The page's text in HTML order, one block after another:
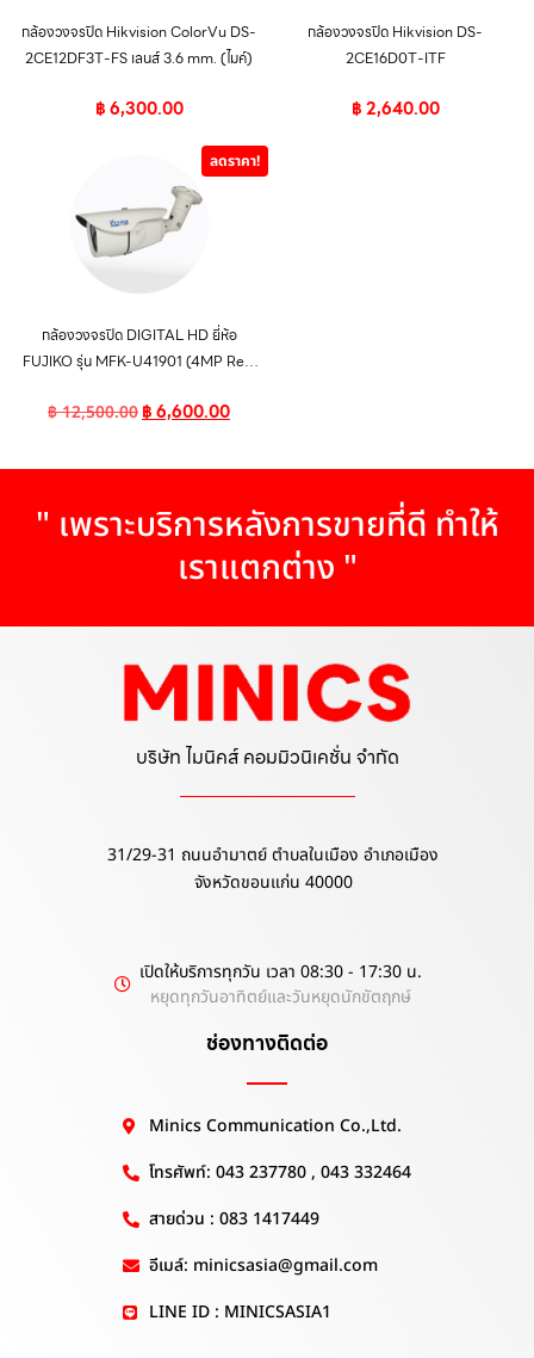
กล้องวงจรปิด Hikvision ColorVu DS-
2CE12DF3T-FS เลนส์ 3.6 mm. (ไมค์)
฿6,300.00
กล้องวงจรปิด Hikvision DS-
2CE16D0T-ITF
฿2,640.00
ลดราคา!
กล้องวงจรปิด DIGITAL HD ยี่ห้อ
FUJIKO รุ่น MFK-U41901 (4MP Real
฿12,500.00฿6,600.00
" เพราะบริการหลังการขายที่ดี ทำให้
เราแตกต่าง "
บริษัท ไมนิคส์ คอมมิวนิเคชั่น จำกัด
31/29-31 ถนนอำมาตย์ ตำบลในเมือง อำเภอเมือง
จังหวัดขอนแก่น 40000
เปิดให้บริการทุกวัน เวลา 08:30 - 17:30 น.
หยุดทุกวันอาทิตย์และวันหยุดนักขัตฤกษ์
ช่องทางติดต่อ
Minics Communication Co.,Ltd.
โทรศัพท์: 043 237780 , 043 332464
สายด่วน : 083 1417449
อีเมล์: minicsasia@gmail.com
LINE ID : MINICSASIA1